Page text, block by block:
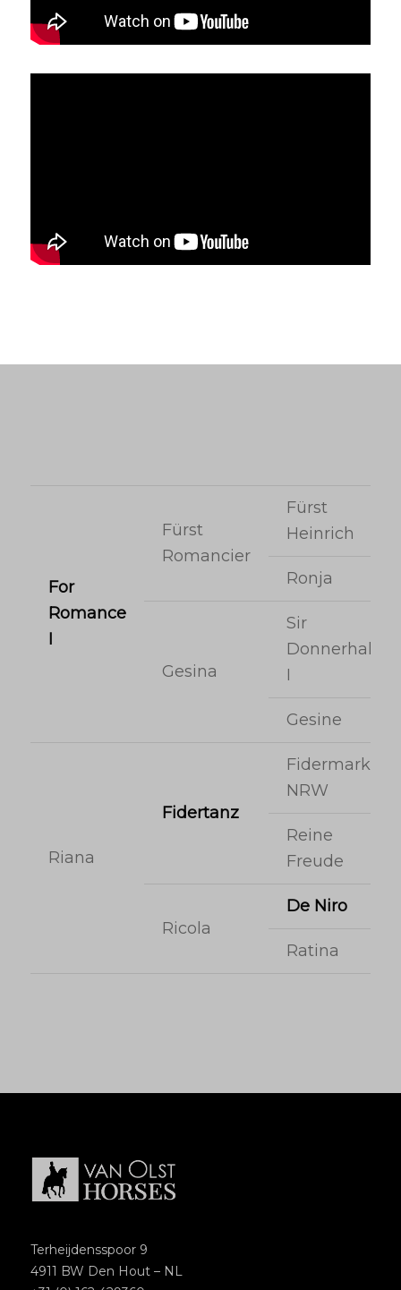
For
Romance
I
Fürst
Romancier
Fürst
Heinrich
Ronja
Gesina
Sir
Donnerhall
I
Gesine
Riana
Fidertanz
Fidermark
NRW
Reine
Freude
Ricola
De Niro
Ratina
Terheijdensspoor 9
4911 BW Den Hout – NL